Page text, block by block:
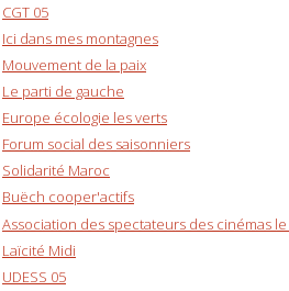
CGT 05
Ici dans mes montagnes
Mouvement de la paix
Le parti de gauche
Europe écologie les verts
Forum social des saisonniers
Solidarité Maroc
Buëch cooper'actifs
Association des spectateurs des cinémas
Laïcité Midi
UDESS 05